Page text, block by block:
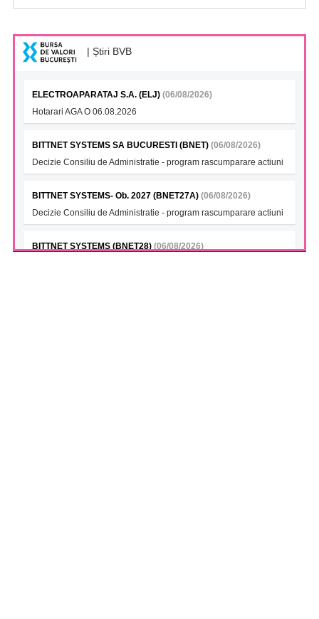
| Știri BVB
ELECTROAPARATAJ S.A. (ELJ) (06/08/2026)
Hotarari AGA O 06.08.2026
BITTNET SYSTEMS SA BUCURESTI (BNET) (06/08/2026)
Decizie Consiliu de Administratie - program rascumparare actiuni
BITTNET SYSTEMS- Ob. 2027 (BNET27A) (06/08/2026)
Decizie Consiliu de Administratie - program rascumparare actiuni
BITTNET SYSTEMS (BNET28) (06/08/2026)